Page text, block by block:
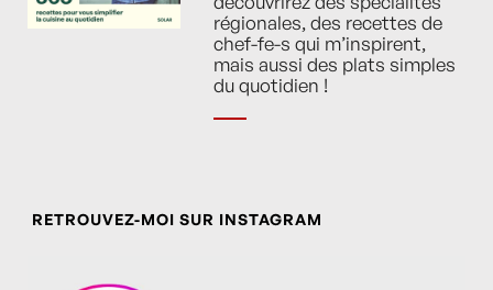
régionales, des recettes de
chef-fe-s qui m’inspirent,
mais aussi des plats simples
du quotidien !
RETROUVEZ-MOI SUR INSTAGRAM